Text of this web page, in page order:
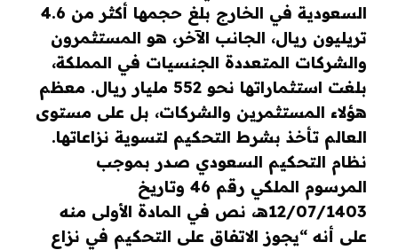
السعودية في الخارج بلغ حجمها أكثر من 4.6
تريليون ريال، الجانب الآخر، هو المستثمرون
والشركات المتعددة الجنسيات في المملكة،
بلغت استثماراتها نحو 552 مليار ريال. معظم
هؤلاء المستثمرين والشركات، بل على مستوى
العالم تأخذ بشرط التحكيم لتسوية نزاعاتها.
نظام التحكيم السعودي صدر بموجب
المرسوم الملكي رقم 46 وتاريخ
12/07/1403هـ، نص في المادة الأولى منه
على أنه “يجوز الاتفاق على التحكيم في نزاع